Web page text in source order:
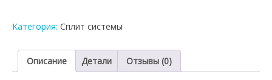
Категория: Сплит системы
Описание Детали Отзывы (0)